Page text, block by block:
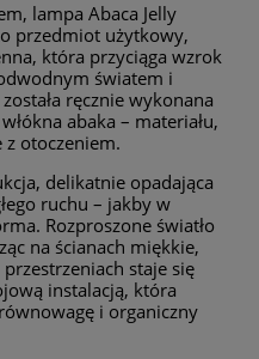
lampa Abaca Jelly
przedmiot użytkowy,
która przyciąga wzrok
światem i
ręcznie wykonana
abaka – materiału,
z otoczeniem.
delikatnie opadająca
ruchu – jakby w
Rozproszone światło
na ścianach miękkie,
staje się
instalacją, która
i organiczny